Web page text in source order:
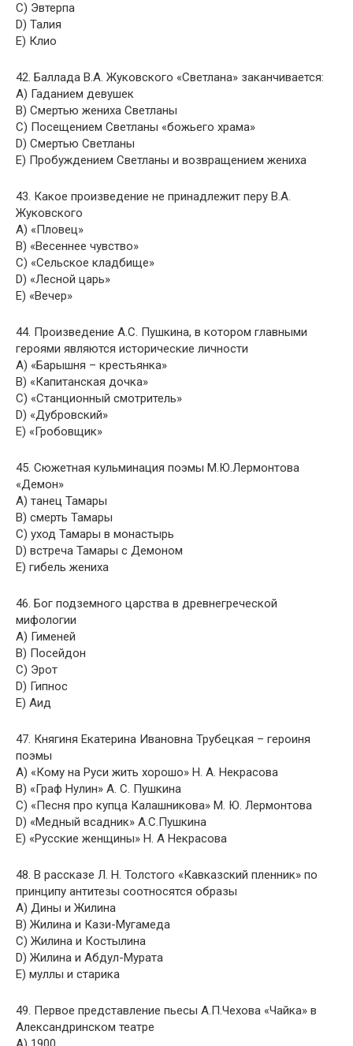
C) Эвтерпа
D) Талия
E) Клио
42. Баллада В.А. Жуковского «Светлана» заканчивается:
A) Гаданием девушек
B) Смертью жениха Светланы
C) Посещением Светланы «божьего храма»
D) Смертью Светланы
E) Пробуждением Светланы и возвращением жениха
43. Какое произведение не принадлежит перу В.А.
Жуковского
A) «Пловец»
B) «Весеннее чувство»
C) «Сельское кладбище»
D) «Лесной царь»
E) «Вечер»
44. Произведение А.С. Пушкина, в котором главными
героями являются исторические личности
A) «Барышня – крестьянка»
B) «Капитанская дочка»
C) «Станционный смотритель»
D) «Дубровский»
E) «Гробовщик»
45. Сюжетная кульминация поэмы М.Ю.Лермонтова
«Демон»
A) танец Тамары
B) смерть Тамары
C) уход Тамары в монастырь
D) встреча Тамары с Демоном
E) гибель жениха
46. Бог подземного царства в древнегреческой
мифологии
A) Гименей
B) Посейдон
C) Эрот
D) Гипнос
E) Аид
47. Княгиня Екатерина Ивановна Трубецкая – героиня
поэмы
A) «Кому на Руси жить хорошо» Н. А. Некрасова
B) «Граф Нулин» А. С. Пушкина
C) «Песня про купца Калашникова» М. Ю. Лермонтова
D) «Медный всадник» А.С.Пушкина
E) «Русские женщины» Н. А Некрасова
48. В рассказе Л. Н. Толстого «Кавказский пленник» по
принципу антитезы соотносятся образы
A) Дины и Жилина
B) Жилина и Кази-Мугамеда
C) Жилина и Костылина
D) Жилина и Абдул-Мурата
E) муллы и старика
49. Первое представление пьесы А.П.Чехова «Чайка» в
Александринском театре